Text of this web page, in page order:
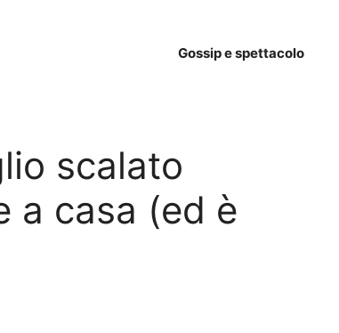
Gossip e spettacolo
scalato
a casa (ed è